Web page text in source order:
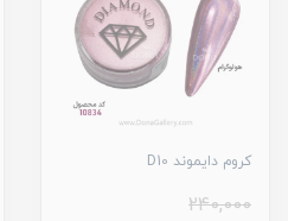
کروم دايموند D10
240,000